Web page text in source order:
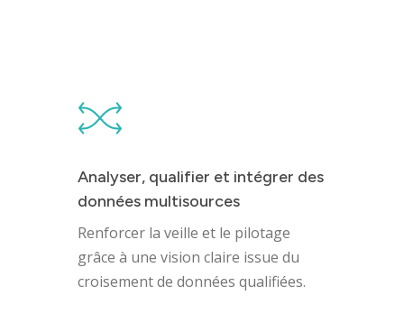
Analyser, qualifier et intégrer des
données multisources
Renforcer la veille et le pilotage
grâce à une vision claire issue du
croisement de données qualifiées.
Identité
Agences
Filiales